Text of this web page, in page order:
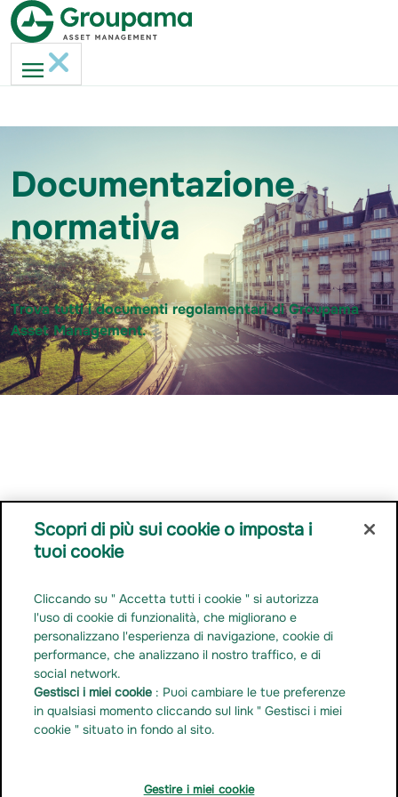
Documentazione
normativa
Trova tutti i documenti regolamentari di Groupama
Asset Management.
Rapporti con la stampa
Documentazione normativa
Linkedin
Youtube
Instagram
Prevenzione Cookie Accessibilità non
Scopri di più sui cookie o imposta i
tuoi cookie
Cliccando su " Accetta tutti i cookie " si autorizza
l'uso di cookie di funzionalità, che migliorano e
personalizzano l'esperienza di navigazione, cookie di
performance, che analizzano il nostro traffico, e di
social network.
Gestisci i miei cookie : Puoi cambiare le tue preferenze
in qualsiasi momento cliccando sul link " Gestisci i miei
cookie " situato in fondo al sito.
Gestire i miei cookie